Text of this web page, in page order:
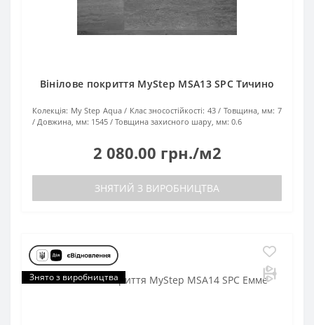
Вінілове покриття MyStep MSA13 SPC Тичино
Колекція: My Step Aqua Клас зносостійкості: 43 Товщина, мм: 7
Довжина, мм: 1545 Товщина захисного шару, мм: 0.6
2 080.00 грн./м2
ЗНЯТИЙ З ВИРОБНИЦТВА
Знято з виробництва